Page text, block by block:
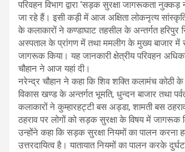
परिवहन विभाग द्वारा ‘सड़क सुरक्षा जागरूकता
जा रहे हैं। इसी कड़ी में आज अक्षिता लोकनृत्य
के कलाकारों ने कण्डाघाट तहसील के अन्तर्गत हरिपुर
अस्पताल के प्रांगण में तथा ममलीग के मुख्य बाजार में
जागरूक किया। यह जानकारी क्षेत्रीय परिवहन
चौहान ने आज यहां दी।
नरेन्द्र चौहान ने कहा कि शिव शक्ति कलामंच कोठी के
विकास खण्ड के अन्तर्गत भूमति, धुन्दन बाजार तथा
कलाकारों ने कुम्हारहट्टी बस अड्डा, शामती बस
ठहराव पर लोगों को सड़क सुरक्षा के विषय में जागरूक
उन्होंने कहा कि सड़क सुरक्षा नियमों का पालन करना
उत्तरदायित्व है। यातायात नियमों का पालन करके